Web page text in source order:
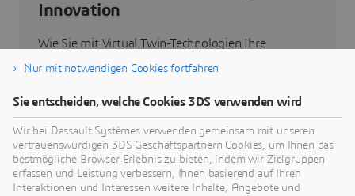
Innovation
Wie Sie mit Virtual Twin-Technologien Ihre
Produkte, Prozesse und sogar Geschäftsmodelle
Innovationen zu entwickeln.
Zum Thema Nachhaltigkeit
Nur mit notwendigen Cookies fortfahren
Sie entscheiden, welche Cookies 3DS verwenden wird
Wir bei Dassault Systèmes verwenden gemeinsam mit unseren
vertrauenswürdigen 3DS Geschäftspartnern Cookies, um Ihnen das
bestmögliche Browser-Erlebnis zu bieten, indem wir Zielgruppen
erfassen und Leistung verbessern, Ihnen basierend auf Ihren
Interaktionen und Interessen weitere Inhalte, Angebote und